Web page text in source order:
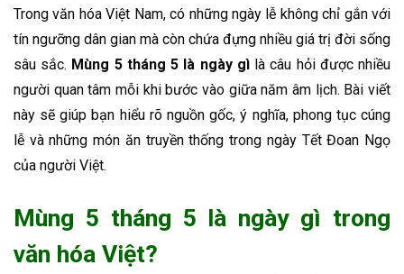
Trong văn hóa Việt Nam, có những ngày lễ không chỉ gắn với
tín ngưỡng dân gian mà còn chứa đựng nhiều giá trị đời sống
sâu sắc. Mùng 5 tháng 5 là ngày gìlà câu hỏi được nhiều
người quan tâm mỗi khi bước vào giữa năm âm lịch. Bài viết
này sẽ giúp bạn hiểu rõ nguồn gốc, ý nghĩa, phong tục cúng
lễ và những món ăn truyền thống trong ngày Tết Đoan Ngọ
của người Việt.
Mùng 5 tháng 5 là ngày gì trong
văn hóa Việt?